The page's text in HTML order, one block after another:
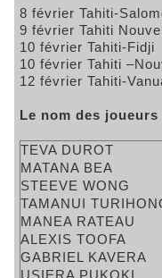
8 février Tahiti-
9 février Tahiti
10 février Tahiti-Fidji
10 février Tahiti
12 février Tahiti-
Le nom des
TEVA DUROT
MATANA BEA
STEEVE WONG
TAMANUI
MANEA RATEAU
ALEXIS TOOFA
GABRIEL KAVERA